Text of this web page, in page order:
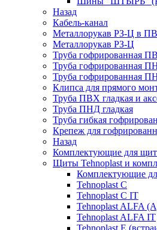
Назад
Кабель-канал
Металлорукав РЗ-Ц в
Металлорукав РЗ-Ц
Труба гофрированная
Труба гофрированная
Труба
Клипса для прямого
Труба ПВХ гладкая и
Труба ПНД гладкая
Труба гибкая
Крепеж для
Назад
Комплектующие для
Щиты Tehnoplast и
Комплектующие
Tehnoplast C
Tehnoplast C IT
Tehnoplast ALFA
Tehnoplast ALFA IT
Tehnoplast E